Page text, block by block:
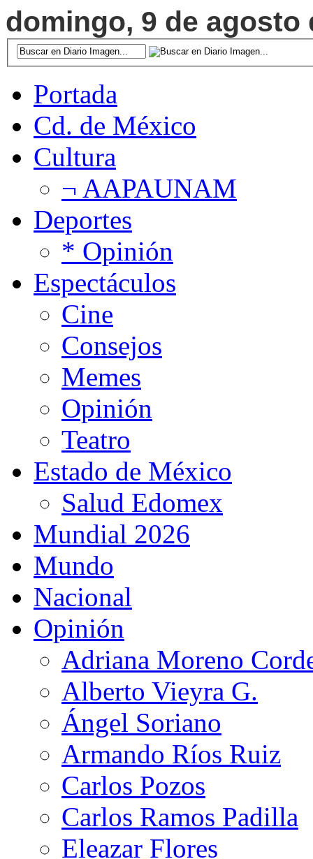
domingo, 9 de agosto
Portada
Cd. de México
Cultura
¬ AAPAUNAM
Deportes
* Opinión
Espectáculos
Cine
Consejos
Memes
Opinión
Teatro
Estado de México
Salud Edomex
Mundial 2026
Mundo
Nacional
Opinión
Adriana Moreno
Alberto Vieyra G.
Ángel Soriano
Armando Ríos Ruiz
Carlos Pozos
Carlos Ramos Padilla
Eleazar Flores